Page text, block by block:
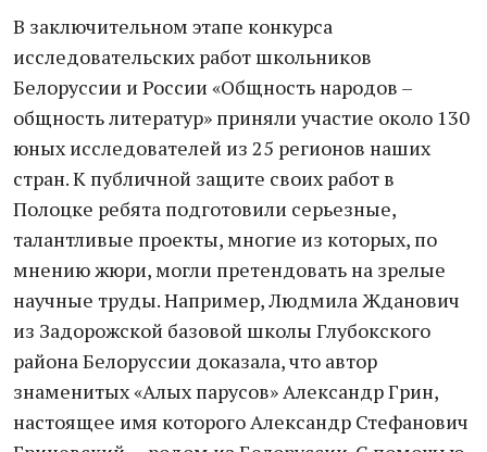
В заключительном этапе конкурса
исследовательских работ школьников
Белоруссии и России «Общность народов –
общность литератур» приняли участие около 130
юных исследователей из 25 регионов наших
стран. К публичной защите своих работ в
Полоцке ребята подготовили серьезные,
талантливые проекты, многие из которых, по
мнению жюри, могли претендовать на зрелые
научные труды. Например, Людмила Жданович
из Задорожской базовой школы Глубокского
района Белоруссии доказала, что автор
знаменитых «Алых парусов» Александр Грин,
настоящее имя которого Александр Стефанович